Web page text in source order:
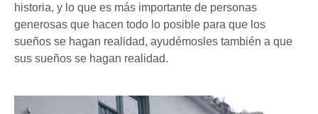
historia, y lo que es más importante de personas
generosas que hacen todo lo posible para que los
sueños se hagan realidad, ayudémosles también a que
sus sueños se hagan realidad.